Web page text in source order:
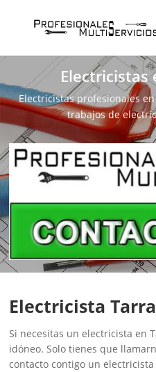
Electricistas
Electricistas profesionales
trabajos de
Electricista
Si necesitas un electricista en
idóneo. Solo tienes que
contacto contigo un